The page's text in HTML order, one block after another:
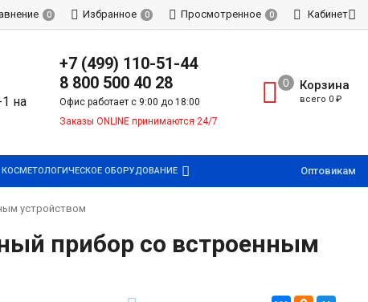
0 Избранное 0 Просмотренное 0 Кабинет
+7 (499) 110-51-44
8 800 500 40 28
Офис работает с 9:00 до 18:00
Заказы ONLINE принимаются 24/7
Корзина
всего 0 ₽
КОСМЕТОЛОГИЧЕСКОЕ ОБОРУДОВАНИЕ Оптовикам
устройством
прибор со встроенным